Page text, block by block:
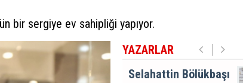
bir sergiye ev sahipliği yapıyor.
YAZARLAR
İmamoğlu'nun
Selahattin Bölükbaşı